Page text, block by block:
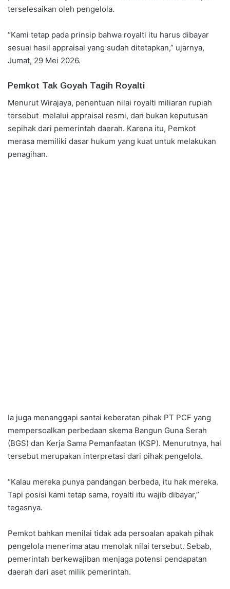
terselesaikan oleh pengelola.
“Kami tetap pada prinsip bahwa royalti itu harus dibayar
sesuai hasil appraisal yang sudah ditetapkan,” ujarnya,
Jumat, 29 Mei 2026.
Pemkot Tak Goyah Tagih Royalti
Menurut Wirajaya, penentuan nilai royalti miliaran rupiah
tersebut melalui appraisal resmi, dan bukan keputusan
sepihak dari pemerintah daerah. Karena itu, Pemkot
merasa memiliki dasar hukum yang kuat untuk melakukan
penagihan.
Ia juga menanggapi santai keberatan pihak PT PCF yang
mempersoalkan perbedaan skema Bangun Guna Serah
(BGS) dan Kerja Sama Pemanfaatan (KSP). Menurutnya, hal
tersebut merupakan interpretasi dari pihak pengelola.
“Kalau mereka punya pandangan berbeda, itu hak mereka.
Tapi posisi kami tetap sama, royalti itu wajib dibayar,”
tegasnya.
Pemkot bahkan menilai tidak ada persoalan apakah pihak
pengelola menerima atau menolak nilai tersebut. Sebab,
pemerintah berkewajiban menjaga potensi pendapatan
daerah dari aset milik pemerintah.